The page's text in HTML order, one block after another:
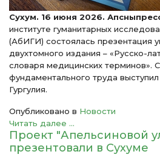
Сухум. 16 июня 2026.
институте гуманитарных
(АбИГИ) состоялась презентация
двухтомного издания – «Русско-
словаря медицинских терминов».
фундаментального труда
Гургулия.
Опубликовано в Новости
Читать далее ...
Проект "Апельсиновой
презентовали в Сухуме